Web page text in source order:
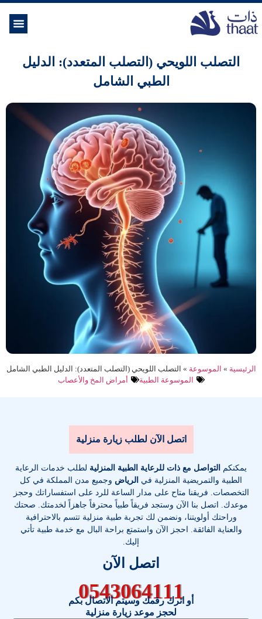
التصلب اللويحي (التصلب المتعدد): الدليل
الطبي الشامل
الرئيسية » الموسوعة » التصلب اللويحي (التصلب المتعدد): الدليل الطبي الشامل
الموسوعة الطبية
أمراض المخ والأعصاب
اتصل الآن لطلب زيارة منزلية
يمكنكم التواصل مع ذات للرعاية الطبية المنزلية لطلب خدمات الرعاية
الطبية والتمريضية المنزلية في الرياض وجميع مدن المملكة في كل
التخصصات . فريقنا متاح على مدار الساعة للرد على استفساراتك وحجز
موعدك. اتصل بنا الآن وستجد فريقاً طبياً محترفاً جاهزاً لخدمتك. صحتك
وراحتك أولويتنا، ونضمن لك تجربة طبية منزلية تتسم بالاحترافية
والعناية الفائقة. احجز الآن واستمتع براحة البال مع خدمة طبية تأتي
إليك.
اتصل الآن
0543064111
أو اترك رقمك وسيتم الاتصال بكم
لحجز موعد زيارة منزلية